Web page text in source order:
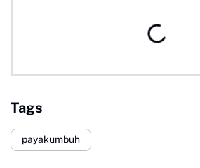
Tags
payakumbuh